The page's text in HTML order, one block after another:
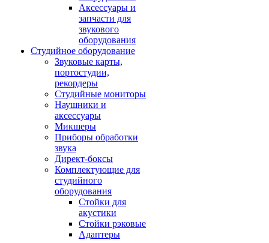
Аксессуары и
запчасти для
звукового
оборудования
Студийное оборудование
Звуковые карты,
портостудии,
рекордеры
Студийные мониторы
Наушники и
аксессуары
Микшеры
Приборы обработки
звука
Директ-боксы
Комплектующие для
студийного
оборудования
Стойки для
акустики
Стойки рэковые
Адаптеры